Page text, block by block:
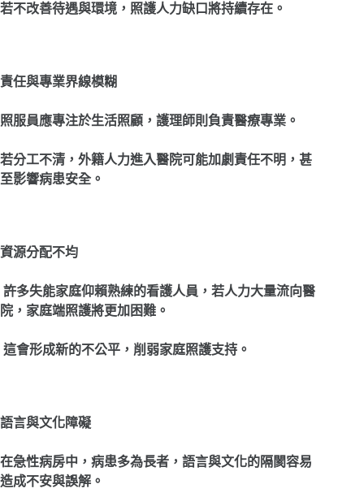
若不改善待遇與環境，照護人力缺口將持續存在。
責任與專業界線模糊
照服員應專注於生活照顧，護理師則負責醫療專業。
若分工不清，外籍人力進入醫院可能加劇責任不明，甚
至影響病患安全。
資源分配不均
許多失能家庭仰賴熟練的看護人員，若人力大量流向醫
院，家庭端照護將更加困難。
這會形成新的不公平，削弱家庭照護支持。
語言與文化障礙
在急性病房中，病患多為長者，語言與文化的隔閡容易
造成不安與誤解。